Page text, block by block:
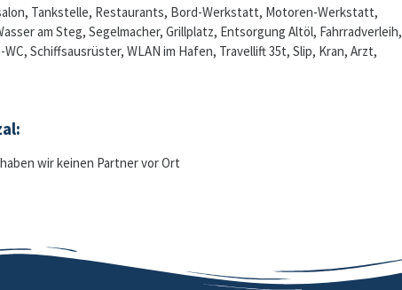
Tankstelle, Restaurants, Bord-Werkstatt, Motoren-Werkstatt,
am Steg, Segelmacher, Grillplatz, Entsorgung Altöl, Fahrradverleih,
Schiffsausrüster, WLAN im Hafen, Travellift 35t, Slip, Kran, Arzt,
wir keinen Partner vor Ort